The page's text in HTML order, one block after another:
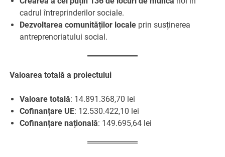
cadrul întreprinderilor sociale.
Dezvoltarea comunităților locale prin susținerea
antreprenoriatului social.
Valoarea totală a proiectului
Valoare totală: 14.891.368,70 lei
Cofinanțare UE: 12.530.422,10 lei
Cofinanțare națională: 149.695,64 lei